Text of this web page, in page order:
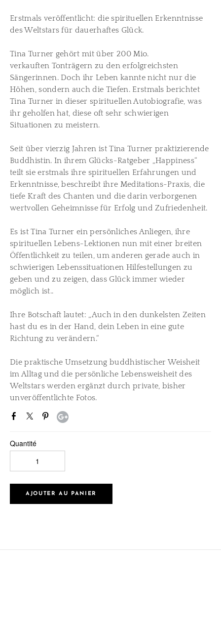
Erstmals veröffentlicht: die spirituellen Erkenntnisse
des Weltstars für dauerhaftes Glück.
Tina Turner gehört mit über 200 Mio.
verkauften Tonträgern zu den erfolgreichsten
Sängerinnen. Doch ihr Leben kannte nicht nur die
Höhen, sondern auch die Tiefen. Erstmals berichtet
Tina Turner in dieser spirituellen Autobiografie, was
ihr geholfen hat, diese oft sehr schwierigen
Situationen zu meistern.
Seit über vierzig Jahren ist Tina Turner praktizierende
Buddhistin. In ihrem Glücks-Ratgeber „Happiness“
teilt sie erstmals ihre spirituellen Erfahrungen und
Erkenntnisse, beschreibt ihre Meditations-Praxis, die
tiefe Kraft des Chanten und die darin verborgenen
wertvollen Geheimnisse für Erfolg und Zufriedenheit.
Es ist Tina Turner ein persönliches Anliegen, ihre
spirituellen Lebens-Lektionen nun mit einer breiten
Öffentlichkeit zu teilen, um anderen gerade auch in
schwierigen Lebenssituationen Hilfestellungen zu
geben und zu zeigen, dass Glück immer wieder
möglich ist..
Ihre Botschaft lautet: „Auch in den dunkelsten Zeiten
hast du es in der Hand, dein Leben in eine gute
Richtung zu verändern.“
Die praktische Umsetzung buddhistischer Weisheit
im Alltag und die persönliche Lebensweisheit des
Weltstars werden ergänzt durch private, bisher
unveröffentlichte Fotos.
Quantité
AJOUTER AU PANIER